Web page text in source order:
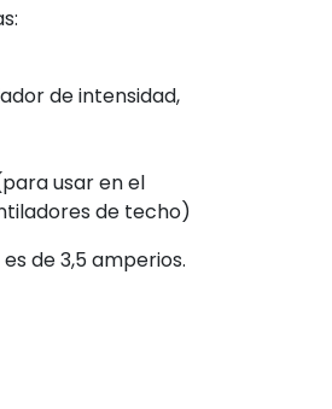
de intensidad,
usar en el
de techo)
de 3,5 amperios.